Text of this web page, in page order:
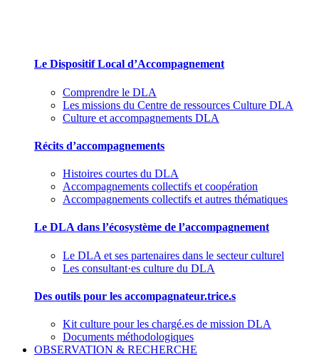
Le Dispositif Local d’Accompagnement
Comprendre le DLA
Les missions du Centre de ressources Culture DLA
Culture et accompagnements DLA
Récits d’accompagnements
Histoires courtes du DLA
Accompagnements collectifs et coopération
Accompagnements collectifs et autres thématiques
Le DLA dans l’écosystème de l’accompagnement
Le DLA et ses partenaires dans le secteur culturel
Les consultant·es culture du DLA
Des outils pour les accompagnateur.trice.s
Kit culture pour les chargé.es de mission DLA
Documents méthodologiques
OBSERVATION & RECHERCHE